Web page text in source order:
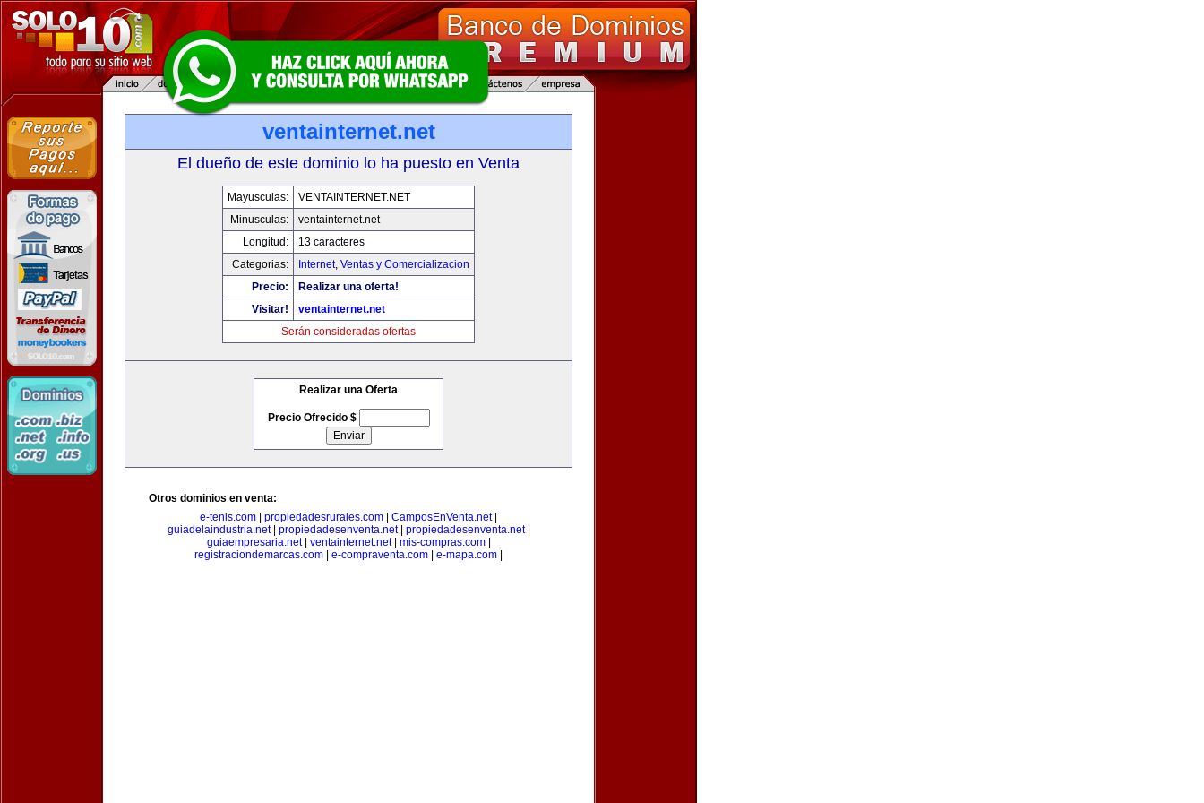
ventainternet.net
El dueño de este dominio lo ha puesto en Venta
Mayusculas:
VENTAINTERNET.NET
Minusculas:
ventainternet.net
Longitud:
13 caracteres
Categorias:
Internet, Ventas y Comercializacion
Precio:
Realizar una oferta!
Visitar!
ventainternet.net
Serán consideradas ofertas
Realizar una Oferta
Precio Ofrecido $
Otros dominios en venta:
e-tenis.com
propiedadesrurales.com CamposEnVenta.net
guiadelaindustria.net propiedadesenventa.net propiedadesenventa.net|
guiaempresaria.net| ventainternet.net| mis-compras.com|
registraciondemarcas.com
e-compraventa.com e-mapa.com